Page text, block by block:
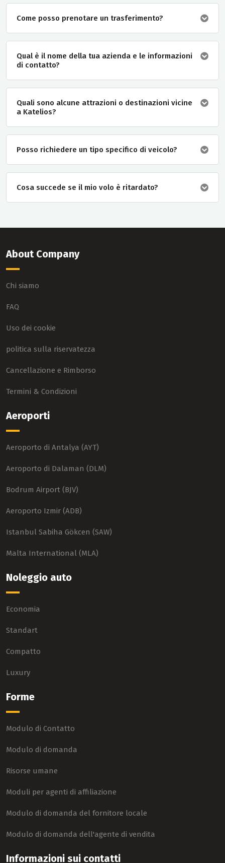
Come posso prenotare un trasferimento?
Qual è il nome della tua azienda e le informazioni
di contatto?
Quali sono alcune attrazioni o destinazioni vicine
a Katelios?
Posso richiedere un tipo specifico di veicolo?
Cosa succede se il mio volo è ritardato?
About Company
Chi siamo
FAQ
Uso dei cookie
politica sulla riservatezza
Cancellazione e Rimborso
Termini & Condizioni
Aeroporti
Aeroporto di Antalya (AYT)
Aeroporto di Dalaman (DLM)
Bodrum Airport (BJV)
Aeroporto Izmir (ADB)
Istanbul Sabiha Gökcen (SAW)
Malta International (MLA)
Noleggio auto
Economia
Standart
Compatto
Luxury
Forme
Modulo di Contatto
Modulo di domanda
Risorse umane
Moduli per agenti di affiliazione
Modulo di domanda del fornitore locale
Modulo di domanda dell'agente di vendita
Informazioni sui contatti